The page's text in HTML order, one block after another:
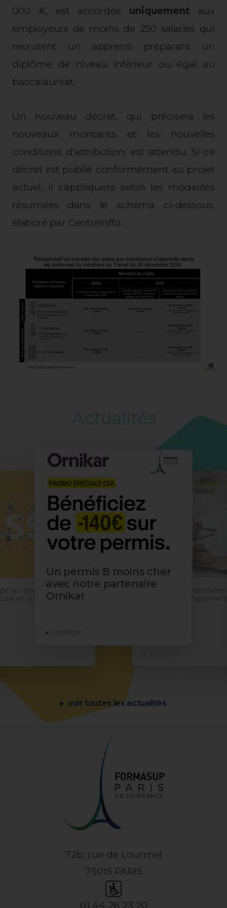
000 €, est accordée uniquement aux
employeurs de moins de 250 salariés qui
recrutent un apprenti préparant un
diplôme de niveau inférieur ou égal au
baccalauréat.
Un nouveau décret, qui précisera les
nouveaux montants et les nouvelles
conditions d'attribution, est attendu. Si ce
décret est publié conformément au projet
actuel, il s'appliquera selon les modalités
résumées dans le schéma ci-dessous,
élaboré par CentreInffo.
Actualités
au mois de
et solidaire
Un permis B moins cher
avec notre partenaire
Ornikar
01/07/2026
Proratisation des aides
voir toutes les actualités
72b, rue de Lourmel
75015 PARIS
01 44 26 23 20